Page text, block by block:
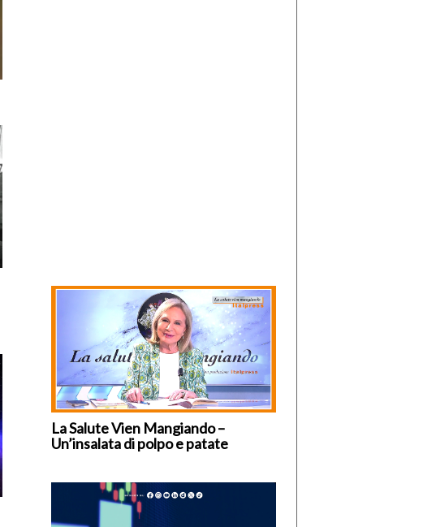
La Salute Vien Mangiando –
Un’insalata di polpo e patate